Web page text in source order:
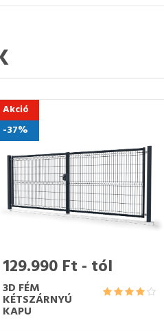
Akció
-37%
129.990 Ft - tól
3D FÉM
KÉTSZÁRNYÚ
KAPU